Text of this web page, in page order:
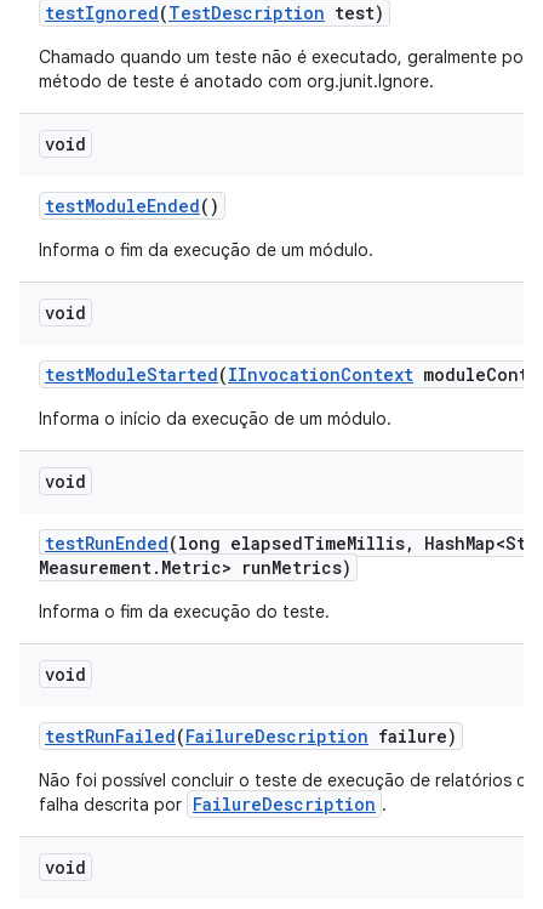
testIgnored(TestDescription test)
Chamado quando um teste não é executado, geralmente
método de teste é anotado com org.junit.Ignore.
void
testModuleEnded()
Informa o fim da execução de um módulo.
void
testModuleStarted(IInvocationContext module
Informa o início da execução de um módulo.
void
testRunEnded(long elapsedTimeMillis, Hash
Measurement. Metric> runMetrics)
Informa o fim da execução do teste.
void
testRunFailed(FailureDescription failure)
Não foi possível concluir o teste de execução de relatórios
falha descrita por FailureDescription .
void